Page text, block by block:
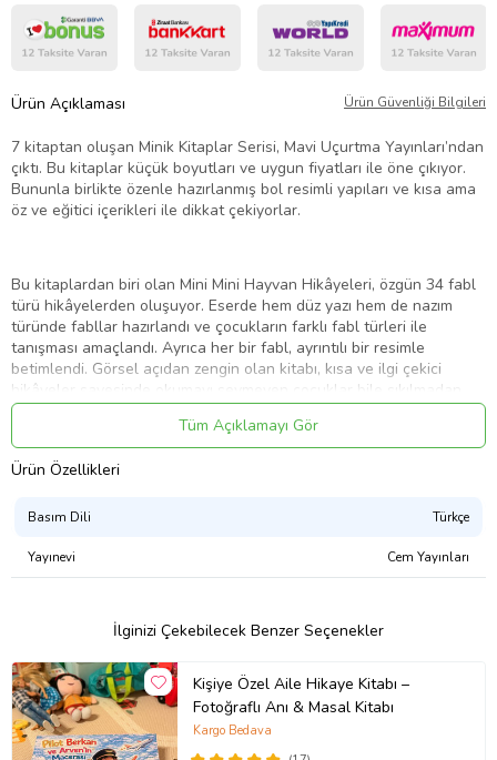
Ürün Açıklaması Ürün Güvenliği Bilgileri
7 kitaptan oluşan Minik Kitaplar Serisi, Mavi Uçurtma Yayınları’ndan
çıktı. Bu kitaplar küçük boyutları ve uygun fiyatları ile öne çıkıyor.
Bununla birlikte özenle hazırlanmış bol resimli yapıları ve kısa ama
öz ve eğitici içerikleri ile dikkat çekiyorlar.
Bu kitaplardan biri olan Mini Mini Hayvan Hikâyeleri, özgün 34 fabl
türü hikâyelerden oluşuyor. Eserde hem düz yazı hem de nazım
türünde fabllar hazırlandı ve çocukların farklı fabl türleri ile
tanışması amaçlandı. Ayrıca her bir fabl, ayrıntılı bir resimle
betimlendi. Görsel açıdan zengin olan kitabı, kısa ve ilgi çekici
hikâyeler sayesinde okumayı sevmeyen çocuklar bile sıkılmadan
okuyacaktır.
bulunulması hedeflenmiştir.
Ürün Adı: Mini Mini Hayvan Hikayeleri
Ürün Kodu: 9786057826213
Yazar: İsmail Görmez
Basım Yılı: 2020
Tüm Açıklamayı Gör
Ürün Özellikleri
Basım Dili Türkçe
Yayınevi Cem Yayınları
İlginizi Çekebilecek Benzer Seçenekler
Kişiye Özel Aile Hikaye Kitabı –
Fotoğraflı Anı & Masal Kitabı
Kargo Bedava